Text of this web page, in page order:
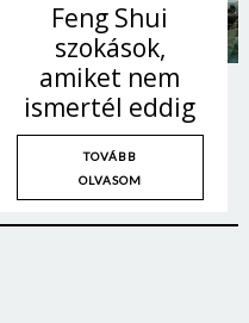
Feng Shui
szokások,
amiket nem
ismertél eddig
TOVÁBB
OLVASOM